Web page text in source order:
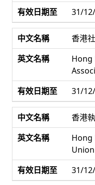
31/
香港
Hong
31/
香港
Hong
Union
31/